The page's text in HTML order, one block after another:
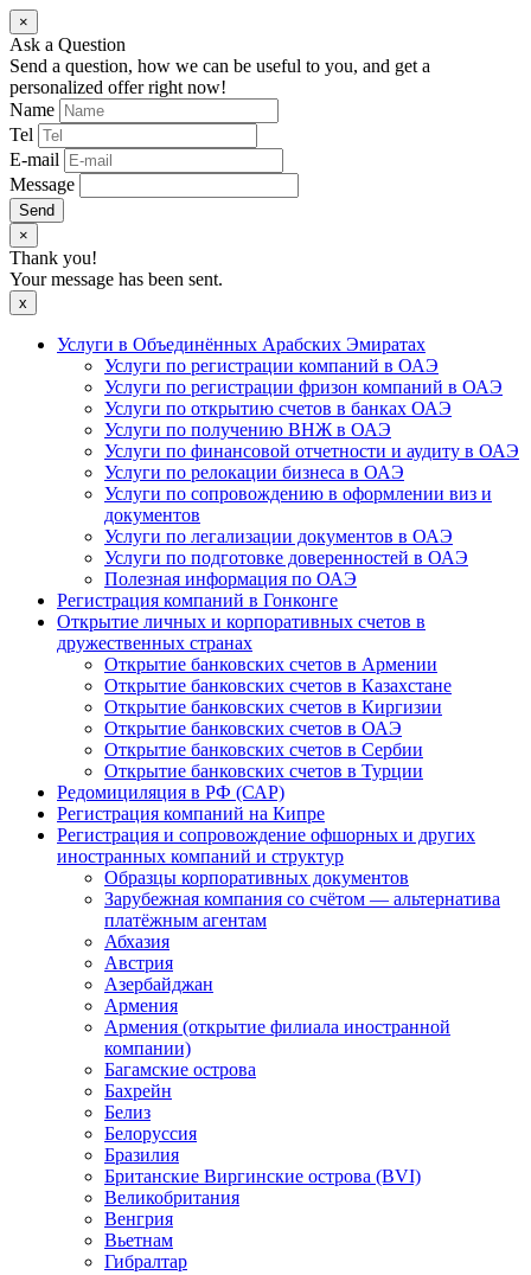
×
Ask a Question
Send a question, how we can be useful to you, and get a
personalized offer right now!
Name
Tel
E-mail
Message
Send
×
Thank you!
Your message has been sent.
x
Услуги в Объединённых Арабских Эмиратах
Услуги по регистрации компаний в ОАЭ
Услуги по регистрации фризон компаний в ОАЭ
Услуги по открытию счетов в банках ОАЭ
Услуги по получению ВНЖ в ОАЭ
Услуги по финансовой отчетности и аудиту в ОАЭ
Услуги по релокации бизнеса в ОАЭ
Услуги по сопровождению в оформлении виз и
документов
Услуги по легализации документов в ОАЭ
Услуги по подготовке доверенностей в ОАЭ
Полезная информация по ОАЭ
Регистрация компаний в Гонконге
Открытие личных и корпоративных счетов в
дружественных странах
Открытие банковских счетов в Армении
Открытие банковских счетов в Казахстане
Открытие банковских счетов в Киргизии
Открытие банковских счетов в ОАЭ
Открытие банковских счетов в Сербии
Открытие банковских счетов в Турции
Редомициляция в РФ (САР)
Регистрация компаний на Кипре
Регистрация и сопровождение офшорных и других
иностранных компаний и структур
Образцы корпоративных документов
Зарубежная компания со счётом — альтернатива
платёжным агентам
Абхазия
Австрия
Азербайджан
Армения
Армения (открытие филиала иностранной
компании)
Багамские острова
Бахрейн
Белиз
Белоруссия
Бразилия
Британские Виргинские острова (BVI)
Великобритания
Венгрия
Вьетнам
Гибралтар